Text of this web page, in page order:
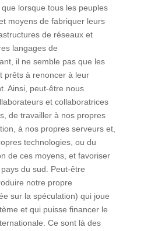
lorsque tous les peuples
moyens de fabriquer leurs
de réseaux et
langages de
il ne semble pas que les
prêts à renoncer à leur
Ainsi, peut-être nous
et collaboratrices
de travailler à nos propres
à nos propres serveurs et,
technologies, ou du
de ces moyens, et favoriser
du sud. Peut-être
notre propre
sur la spéculation) qui joue
et qui puisse financer le
Ce sont là des